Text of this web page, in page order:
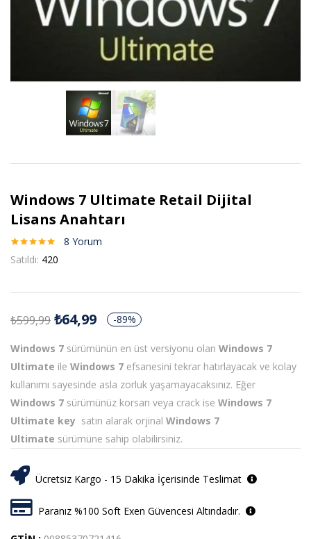
Windows 7 Ultimate Retail Dijital
Lisans Anahtarı
müşteri
puanına
5.00puan
8 Yorum
Satıldı: 420
₺599,99 ₺64,99 -89%
Windows 7 sürümünün en üst versiyonu olan Windows 7
Ultimate ile Windows 7 efsanesini tekrar hatırlayacak ve kolay
kullanımı sayesinde asla zorluk yaşamayacaksınız. Eğer
Windows 7 sürümünüz korsan veya crack ise Windows 7
Ultimate key satın alarak orjinal Windows 7
Ultimate sürümüne sahip olabilirsiniz.
Ücretsiz Kargo - 15 Dakika İçerisinde Teslimat
Paranız %100 Soft Exen Güvencesi Altındadır.